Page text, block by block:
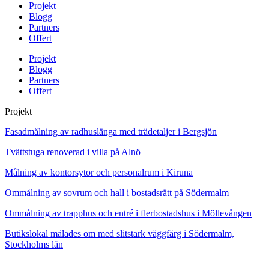
Projekt
Blogg
Partners
Offert
Projekt
Blogg
Partners
Offert
Projekt
Fasadmålning av radhuslänga med trädetaljer i Bergsjön
Tvättstuga renoverad i villa på Alnö
Målning av kontorsytor och personalrum i Kiruna
Ommålning av sovrum och hall i bostadsrätt på Södermalm
Ommålning av trapphus och entré i flerbostadshus i Möllevången
Butikslokal målades om med slitstark väggfärg i Södermalm,
Stockholms län